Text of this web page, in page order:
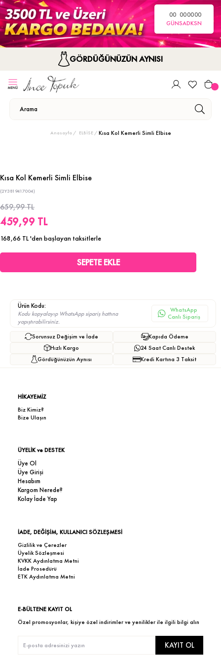
00
GÜN
00
SA
00
DK
00
SN
GÖRDÜĞÜNÜZÜN AYNISI
Anasayfa ELBİSE Kısa Kol Kemerli Simli Elbise
Kısa Kol Kemerli Simli Elbise
(2Y3819417004)
659,99 TL
459,99 TL
168,66 TL'den başlayan taksitlerle
Ürün Kodu:
Kodu kopyalayıp WhatsApp sipariş hattına
yapıştırabilirsiniz.
WhatsApp
Canlı Sipariş
Sorunsuz Değişim ve İade
Hızlı Kargo
Gördüğünüzün Aynısı
Kapıda Ödeme
24 Saat Canlı Destek
Kredi Kartına 3 Taksit
HİKAYEMİZ
Biz Kimiz?
Bize Ulaşın
ÜYELİK ve DESTEK
Üye Ol
Üye Girişi
Hesabım
Kargom Nerede?
Kolay İade Yap
İADE, DEĞİŞİM, KULLANICI SÖZLEŞMESİ
Gizlilik ve Çerezler
Üyelik Sözleşmesi
KVKK Aydınlatma Metni
İade Prosedürü
ETK Aydınlatma Metni
E-BÜLTENE KAYIT OL
Özel promosyonlar, kişiye özel indirimler ve yenilikler ile ilgili bilgi alın
KAYIT OL